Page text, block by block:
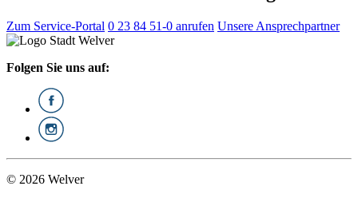
Zum Service-Portal 0 23 84 51-0 anrufen Unsere Ansprechpartner
Folgen Sie uns auf:
© 2026 Welver